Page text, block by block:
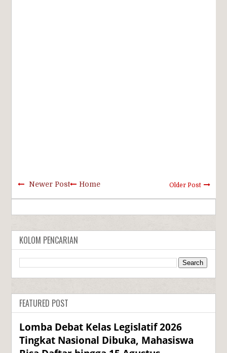
Newer Post Older Post
Home
KOLOM PENCARIAN
FEATURED POST
Lomba Debat Kelas Legislatif 2026
Tingkat Nasional Dibuka, Mahasiswa